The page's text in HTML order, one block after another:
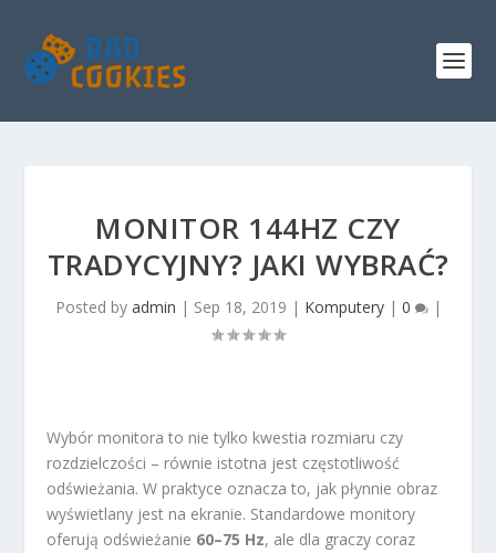
MONITOR 144HZ CZY
TRADYCYJNY? JAKI WYBRAĆ?
Posted by admin | Sep 18, 2019 | Komputery| 0 |
Wybór monitora to nie tylko kwestia rozmiaru czy
rozdzielczości – równie istotna jest częstotliwość
odświeżania. W praktyce oznacza to, jak płynnie obraz
wyświetlany jest na ekranie. Standardowe monitory
oferują odświeżanie 60–75 Hz, ale dla graczy coraz